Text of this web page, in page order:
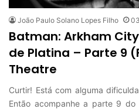
João Paulo Solano Lopes Filho
Batman: Arkham
de Platina – Parte 9
Theatre
Curtir! Está com alguma
Então acompanhe a parte 9